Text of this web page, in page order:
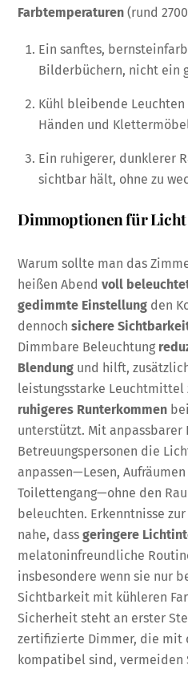
Farbtemperaturen (rund
Ein sanftes,
Bilderbüchern, nicht ein
Kühl bleibende
Händen und
Ein ruhigerer, dunklerer
sichtbar hält, ohne zu
Dimmoptionen für
Warum sollte man das
heißen Abendvoll
gedimmte Einstellung den
dennochsichere
Dimmbare Beleuchtung
Blendung und hilft,
leistungsstarke Leuchtmittel
ruhigeres Runterkommen
unterstützt. Mit anpassbarer
Betreuungspersonen die
anpassen—Lesen,
Toilettengang—ohne den
beleuchten. Erkenntnisse
nahe, dassgeringere
melatoninfreundliche
insbesondere wenn sie nur
Sichtbarkeit mit kühleren
Sicherheit steht an erster
zertifizierte Dimmer, die
kompatibel sind, vermeiden